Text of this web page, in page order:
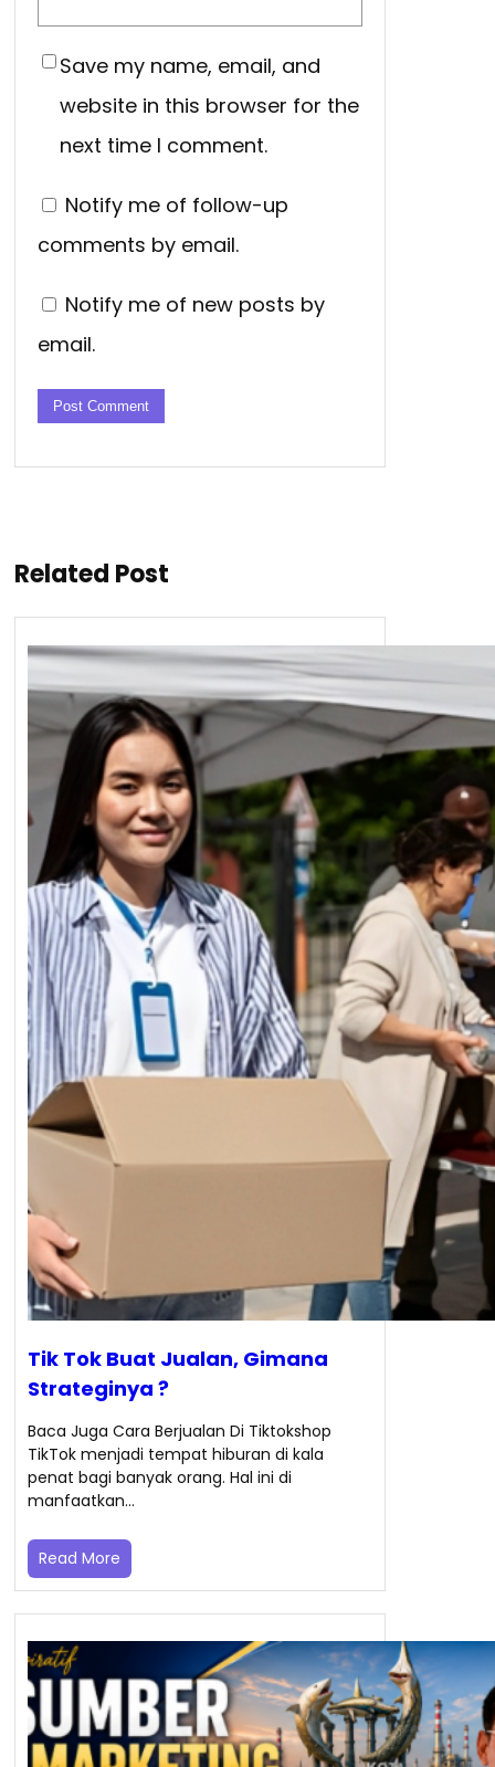
Save my name, email, and
website in this browser for the
next time I comment.
Notify me of follow-up
comments by email.
Notify me of new posts by
email.
Related Post
Tik Tok Buat Jualan, Gimana
Strateginya ?
Baca Juga Cara Berjualan Di Tiktokshop
TikTok menjadi tempat hiburan di kala
penat bagi banyak orang. Hal ini di
manfaatkan…
Read More